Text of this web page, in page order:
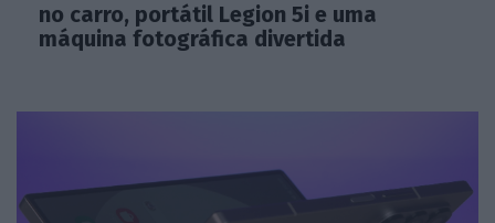
no carro, portátil Legion 5i e uma
máquina fotográfica divertida